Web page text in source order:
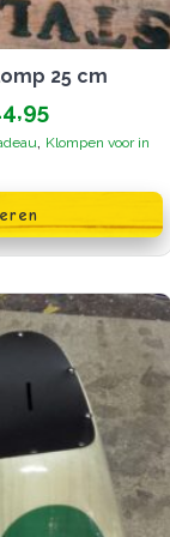
25 cm
Prijsklasse:
€11,95
tot
, Klompen voor in